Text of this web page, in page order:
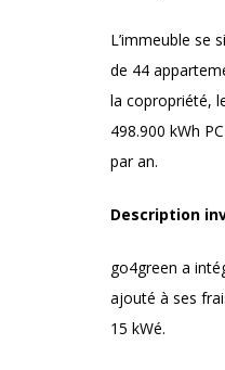
L’immeuble se
de 44
la copropriété,
498.900 kWh
par an.
Description
go4green a
ajouté à ses
15 kWé.